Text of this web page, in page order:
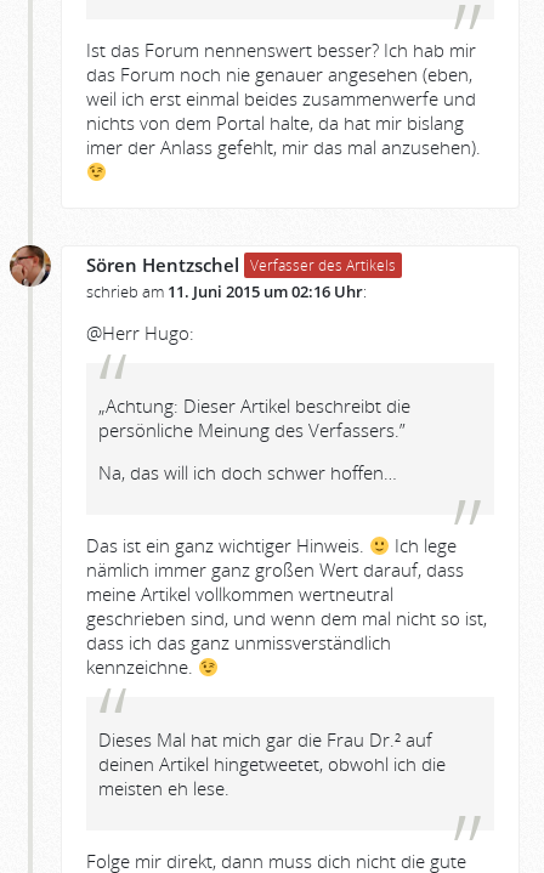
Ist das Forum nennenswert besser? Ich hab mir
das Forum noch nie genauer angesehen (eben,
weil ich erst einmal beides zusammenwerfe und
nichts von dem Portal halte, da hat mir bislang
imer der Anlass gefehlt, mir das mal anzusehen).
Sören Hentzschel Verfasser des Artikels
schrieb am 11. Juni 2015 um 02:16 Uhr:
@Herr Hugo:
„Achtung: Dieser Artikel beschreibt die
persönliche Meinung des Verfassers.”
Na, das will ich doch schwer hoffen…
Das ist ein ganz wichtiger Hinweis.
Ich lege
nämlich immer ganz großen Wert darauf, dass
meine Artikel vollkommen wertneutral
geschrieben sind, und wenn dem mal nicht so ist,
dass ich das ganz unmissverständlich
kennzeichne.
Dieses Mal hat mich gar die Frau Dr.² auf
deinen Artikel hingetweetet, obwohl ich die
meisten eh lese.
Folge mir direkt, dann muss dich nicht die gute